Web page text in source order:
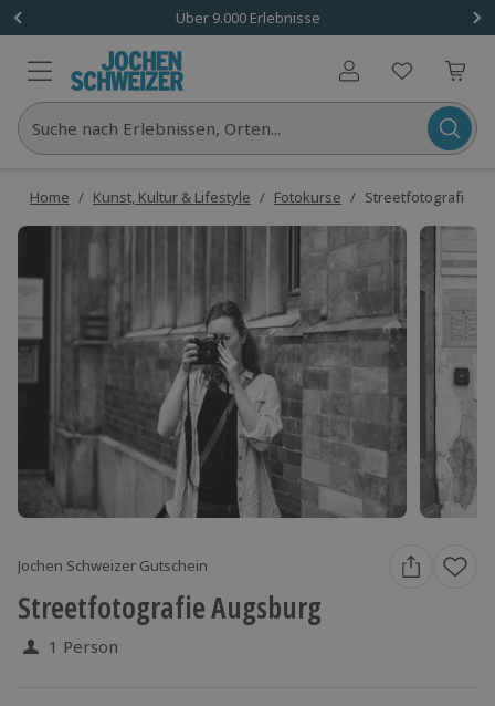
Über 9.000 Erlebnisse
Benutzerkonto
Suche nach Erlebnissen, Orten...
Home / Kunst, Kultur & Lifestyle / Fotokurse / Streetfotografie
Jochen Schweizer Gutschein
Streetfotografie Augsburg
1 Person